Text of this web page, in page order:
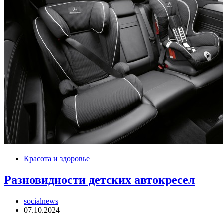
Красота и здоровье
Разновидности детских автокресел
socialnews
07.10.2024